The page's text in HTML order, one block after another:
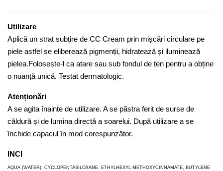
Utilizare
Aplică un strat subțire de CC Cream prin mișcări circulare pe
piele astfel se eliberează pigmenții, hidratează și iluminează
pielea.Folosește-l ca atare sau sub fondul de ten pentru a obține
o nuanță unică. Testat dermatologic.
Atenționări
A se agita înainte de utilizare. A se păstra ferit de surse de
căldură și de lumina directă a soarelui. După utilizare a se
închide capacul în mod corespunzător.
INCI
AQUA (WATER), CYCLOPENTASILOXANE, ETHYLHEXYL METHOXYCINNAMATE, BUTYLENE